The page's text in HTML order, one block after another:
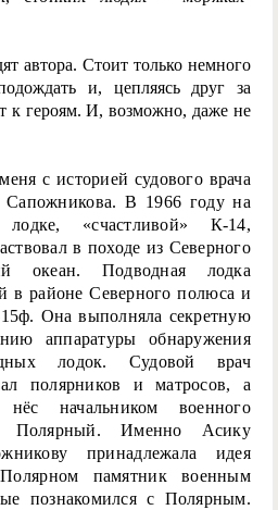
автора. Стоит только немного
и, цепляясь друг за
к героям. И, возможно, даже не
с историей судового врача
Сапожникова. В 1966 году на
«счастливой» К-14,
в походе из Северного
океан. Подводная лодка
в районе Северного полюса и
Она выполняла секретную
аппаратуры обнаружения
лодок. Судовой врач
полярников и матросов, а
начальником военного
Полярный. Именно Асику
принадлежала идея
памятник военным
познакомился с Полярным.